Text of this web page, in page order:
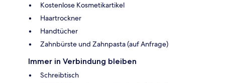
Kostenlose Kosmetikartikel
Haartrockner
Handtücher
Zahnbürste und Zahnpasta (auf Anfrage)
Immer in Verbindung bleiben
Schreibtisch